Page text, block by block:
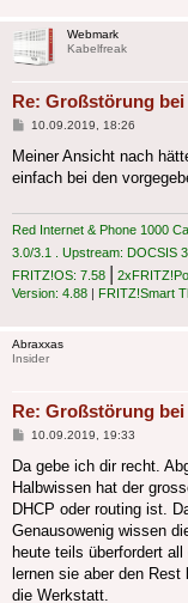
Webmark
Kabelfreak
Re: Großstörung
Beitrag
10.09.2019, 18:26
Meiner Ansicht nach
einfach bei den
Red Internet & Phone 1000
3.0/3.1 . Upstream: DOCSIS
FRITZ!OS: 7.58
Version: 4.88
FRITZ!Smart
Abraxxas
Insider
Re: Großstörung
Beitrag
10.09.2019, 19:33
Da gebe ich dir recht.
Halbwissen hat der
DHCP oder routing ist.
Genausowenig wissen
heute teils überfordert
lernen sie aber den
die Werkstatt.